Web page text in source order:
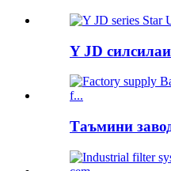
Y JD
Таъмини